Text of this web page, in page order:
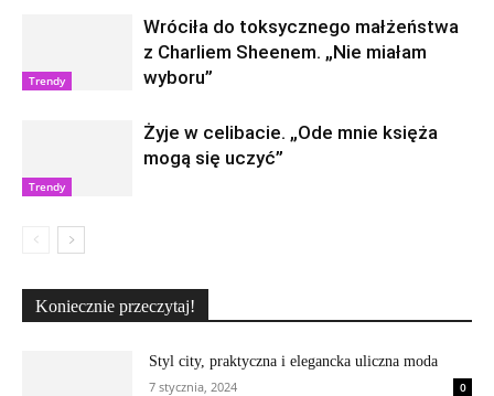
Trendy
Wróciła do toksycznego małżeństwa
z Charliem Sheenem. „Nie miałam
wyboru”
Trendy
Żyje w celibacie. „Ode mnie księża
mogą się uczyć”
Koniecznie przeczytaj!
Styl city, praktyczna i elegancka uliczna moda
7 stycznia, 2024
0